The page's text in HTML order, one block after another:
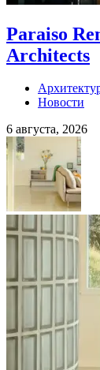
Paraiso
Architects
Новости
6 августа, 2026